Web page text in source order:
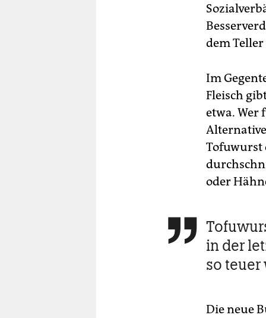
dem
Im
Fleisch
etwa. Wer
Tofuwurst
oder

in der
so
Die neue